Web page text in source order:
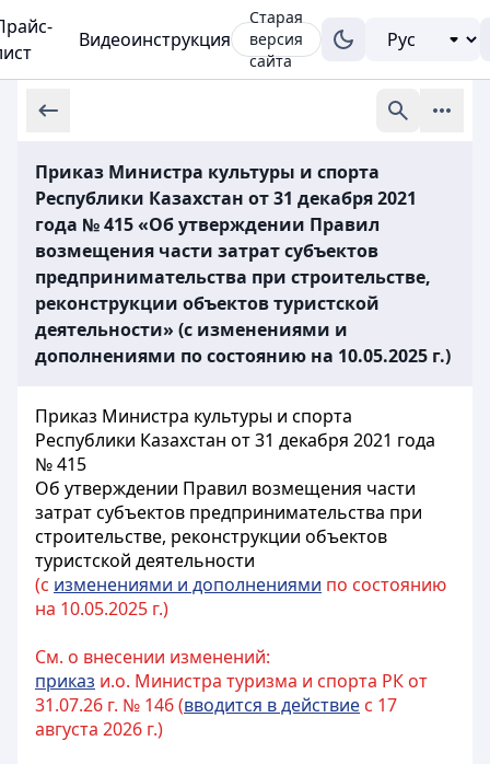
Видеоинструкция
Старая
версия
сайта
Приказ Министра культуры и спорта
Республики Казахстан от 31 декабря 2021
года № 415 «Об утверждении Правил
возмещения части затрат субъектов
предпринимательства при строительстве,
реконструкции объектов туристской
деятельности» (с изменениями и
дополнениями по состоянию на 10.05.2025 г.)
Приказ Министра культуры и спорта
Республики Казахстан от 31 декабря 2021 года
№ 415
Об утверждении Правил возмещения части
затрат субъектов предпринимательства при
строительстве, реконструкции объектов
туристской деятельности
(с изменениями и дополнениями по состоянию
на 10.05.2025 г.)
См. о внесении изменений:
приказ и.о. Министра туризма и спорта РК от
31.07.26 г. № 146 (вводится в действие с 17
августа 2026 г.)